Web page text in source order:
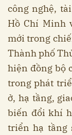
công nghệ,
Hồ Chí Minh
mới trong
Thành phố
hiện đồng bộ
trong phát
ở, hạ tầng,
biến đổi khí
triển hạ tầng